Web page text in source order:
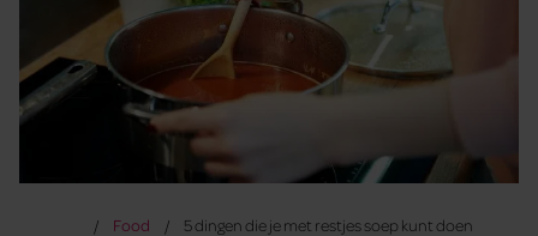
Food 5 dingen die je met restjes soep kunt doen